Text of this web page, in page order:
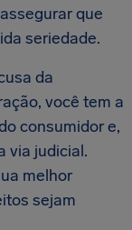
que
seriedade.
da
você tem a
consumidor e,
via judicial.
melhor
sejam